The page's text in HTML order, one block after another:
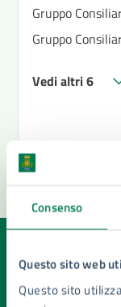
Consenso
Questo sito web
Questo sito
Gruppo
Gruppo
Vedi altri 6
Quanto sono
pagina?